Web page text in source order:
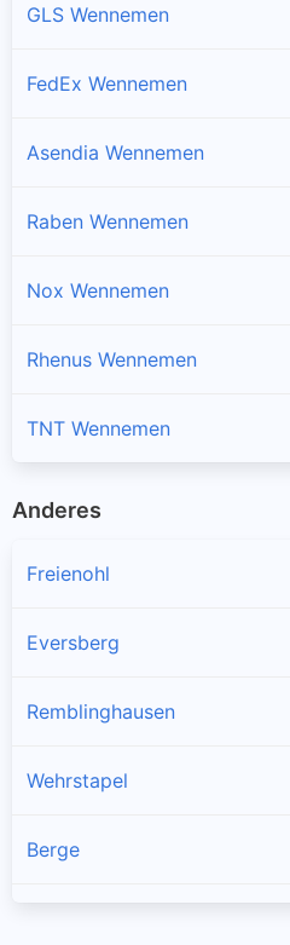
GLS Wennemen
FedEx Wennemen
Asendia Wennemen
Raben Wennemen
Nox Wennemen
Rhenus Wennemen
TNT Wennemen
Anderes
Freienohl
Eversberg
Remblinghausen
Wehrstapel
Berge